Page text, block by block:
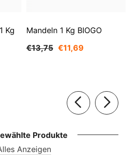
Kg
Mandeln 1 Kg BIOGO
€13,75 €11,69
Produkte
Anzeigen